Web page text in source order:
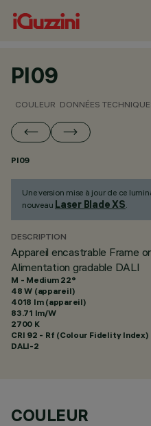
PI09
COULEUR DONNÉES
PI09
Une version mise à jour de ce
nouveau Laser Blade XS.
DESCRIPTION
Appareil encastrable Frame
Alimentation gradable DALI
M - Medium 22°
48 W (appareil)
4018 lm (appareil)
83.71 lm/W
2700 K
CRI 92 - Rf (Colour Fidelity Index)
DALI-2
COULEUR